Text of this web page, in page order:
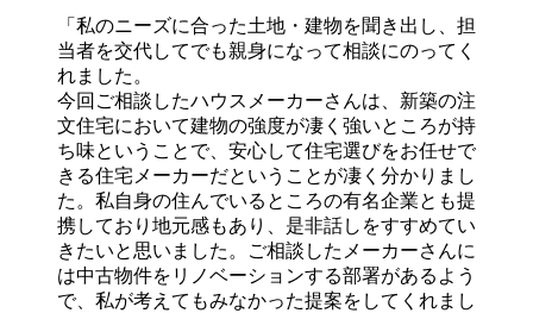
「私のニーズに合った土地・建物を聞き出し、担
当者を交代してでも親身になって相談にのってく
れました。
今回ご相談したハウスメーカーさんは、新築の注
文住宅において建物の強度が凄く強いところが持
ち味ということで、安心して住宅選びをお任せで
きる住宅メーカーだということが凄く分かりまし
た。私自身の住んでいるところの有名企業とも提
携しており地元感もあり、是非話しをすすめてい
きたいと思いました。ご相談したメーカーさんに
は中古物件をリノベーションする部署があるよう
で、私が考えてもみなかった提案をしてくれまし